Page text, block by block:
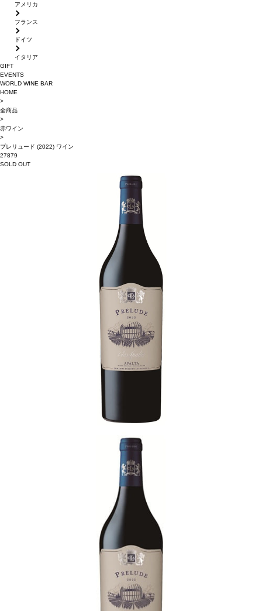
アメリカ
フランス
ドイツ
イタリア
GIFT
EVENTS
WORLD WINE BAR
HOME
>
全商品
>
赤ワイン
>
プレリュード (2022) ワイン
27879
SOLD OUT